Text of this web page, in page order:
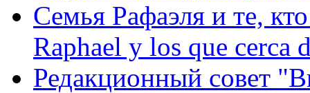
Семья Рафаэля и те,
Raphael y los que cerca
Редакционный совет